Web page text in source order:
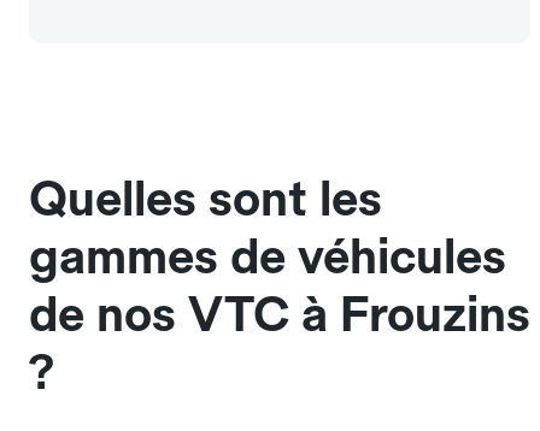
Quelles sont les
gammes de véhicules
de nos VTC à Frouzins
?